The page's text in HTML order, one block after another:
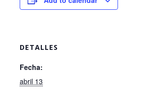
DETALLES
Fecha:
abril 13